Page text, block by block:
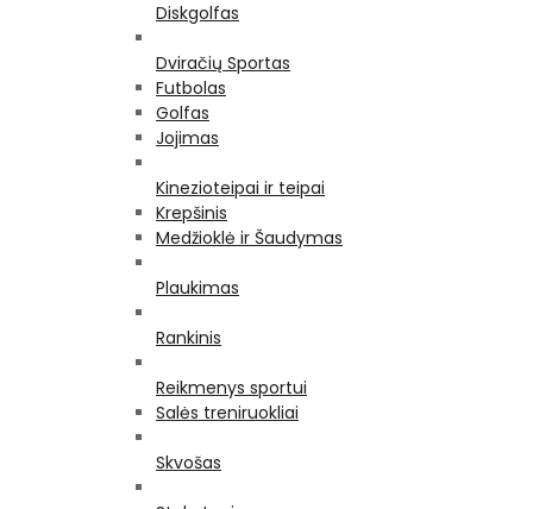
Diskgolfas
Dviračių Sportas
Futbolas
Golfas
Jojimas
Kinezioteipai ir teipai
Krepšinis
Medžioklė ir Šaudymas
Plaukimas
Rankinis
Reikmenys sportui
Salės treniruokliai
Skvošas